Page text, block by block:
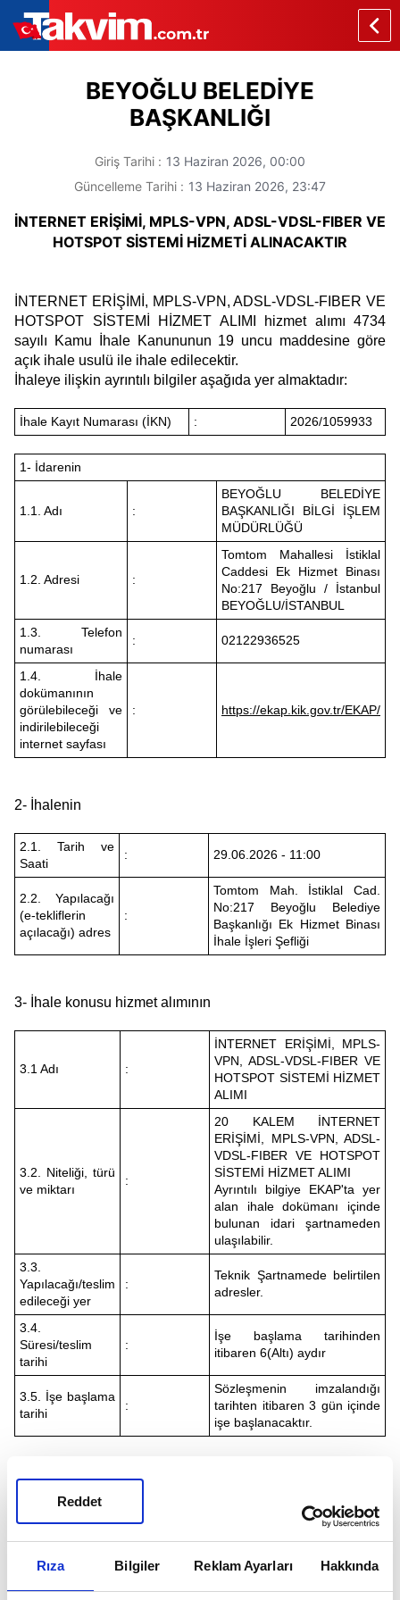
Rıza Bilgiler Reklam Ayarları Hakkında
Reddet
BEYOĞLU BELEDİYE
BAŞKANLIĞI
Giriş Tarihi : 13 Haziran 2026, 00:00
Güncelleme Tarihi : 13 Haziran 2026, 23:47
İNTERNET ERİŞİMİ, MPLS-VPN, ADSL-VDSL-FIBER VE
HOTSPOT SİSTEMİ HİZMETİ ALINACAKTIR
İNTERNET ERİŞİMİ, MPLS-VPN, ADSL-VDSL-FIBER VE
HOTSPOT SİSTEMİ HİZMET ALIMI hizmet alımı 4734
sayılı Kamu İhale Kanununun 19 uncu maddesine göre
açık ihale usulü ile ihale edilecektir.
İhaleye ilişkin ayrıntılı bilgiler aşağıda yer almaktadır:
İhale Kayıt Numarası (İKN) : 2026/1059933
1- İdarenin
1.1. Adı :
BEYOĞLU BELEDİYE
BAŞKANLIĞI BİLGİ İŞLEM
MÜDÜRLÜĞÜ
1.2. Adresi :
Tomtom Mahallesi İstiklal
Caddesi Ek Hizmet Binası
No:217 Beyoğlu / İstanbul
BEYOĞLU/İSTANBUL
1.3. Telefon
numarası
: 02122936525
1.4. İhale
dokümanının
görülebileceği ve
indirilebileceği
internet sayfası
: https://ekap.kik.gov.tr/EKAP/
2- İhalenin
2.1. Tarih ve
Saati
: 29.06.2026 - 11:00
2.2. Yapılacağı
(e-tekliflerin
açılacağı) adres
:
Tomtom Mah. İstiklal Cad.
No:217 Beyoğlu Belediye
Başkanlığı Ek Hizmet Binası
İhale İşleri Şefliği
3- İhale konusu hizmet alımının
3.1 Adı :
İNTERNET ERİŞİMİ, MPLS-
VPN, ADSL-VDSL-FIBER VE
HOTSPOT SİSTEMİ HİZMET
ALIMI
3.2. Niteliği, türü
ve miktarı
:
20 KALEM İNTERNET
ERİŞİMİ, MPLS-VPN, ADSL-
VDSL-FIBER VE HOTSPOT
SİSTEMİ HİZMET ALIMI
Ayrıntılı bilgiye EKAP'ta yer
alan ihale dokümanı içinde
bulunan idari şartnameden
ulaşılabilir.
3.3.
Yapılacağı/teslim
edileceği yer
:
Teknik Şartnamede belirtilen
adresler.
3.4.
Süresi/teslim
tarihi
:
İşe başlama tarihinden
itibaren 6(Altı) aydır
3.5. İşe başlama
tarihi
:
Sözleşmenin imzalandığı
tarihten itibaren 3 gün içinde
işe başlanacaktır.
4- Katılım ve yeterlik kriterleri:
4.1. Katılım ve yeterlik kriterlerine ilişkin istekliler
tarafından e-teklif kapsamında sunulması gereken bilgi ve
belgeler ile fiyat dışı unsurlara ilişkin bilgi ve belgelere
aşağıda yer verilmiştir: